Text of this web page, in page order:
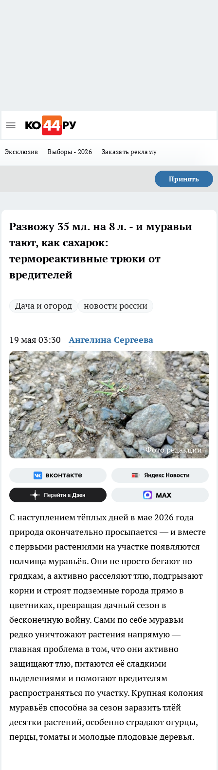
Эксклюзив Выборы - 2026 Заказать рекламу
Принять
Развожу 35 мл. на 8 л. - и муравьи
тают, как сахарок:
термореактивные трюки от
вредителей
Дача и огород новости россии
19 мая 03:30 Ангелина Сергеева
Фото редакции
С наступлением тёплых дней в мае 2026 года
природа окончательно просыпается — и вместе
с первыми растениями на участке появляются
полчища муравьёв. Они не просто бегают по
грядкам, а активно расселяют тлю, подгрызают
корни и строят подземные города прямо в
цветниках, превращая дачный сезон в
бесконечную войну. Сами по себе муравьи
редко уничтожают растения напрямую —
главная проблема в том, что они активно
защищают тлю, питаются её сладкими
выделениями и помогают вредителям
распространяться по участку. Крупная колония
муравьёв способна за сезон заразить тлёй
десятки растений, особенно страдают огурцы,
перцы, томаты и молодые плодовые деревья.